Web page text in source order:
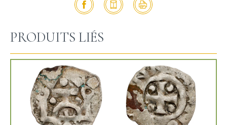
PRODUITS LIÉS